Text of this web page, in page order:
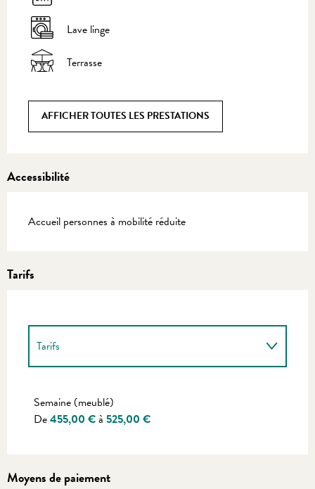
Lave linge
Terrasse
AFFICHER TOUTES LES PRESTATIONS
Accessibilité
Accueil personnes à mobilité réduite
Tarifs
Tarifs
Semaine (meublé)
De455,00 €à 525,00 €
Moyens de paiement